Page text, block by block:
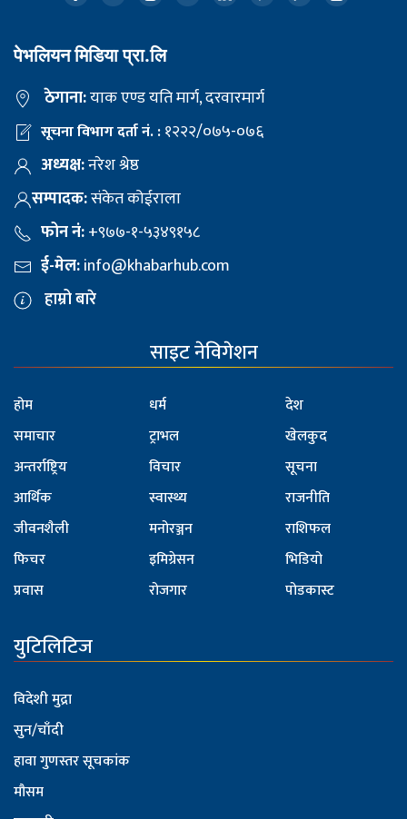
पेभलियन मिडिया प्रा.लि
ठेगाना:याक एण्ड यति मार्ग, दरवारमार्ग
सूचना विभाग दर्ता नं. :१२२२/०७५-०७६
अध्यक्ष:नरेश श्रेष्ठ
सम्पादक:संकेत कोईराला
फोन नं:+९७७-१-५३४९१५८
ई-मेल:info@khabarhub.com
हाम्रो बारे
साइट नेविगेशन
होम
समाचार
अन्तर्राष्ट्रिय
आर्थिक
जीवनशैली
फिचर
प्रवास
धर्म
ट्राभल
विचार
स्वास्थ्य
मनोरञ्जन
इमिग्रेसन
रोजगार
देश
खेलकुद
सूचना
राजनीति
राशिफल
भिडियो
पोडकास्ट
युटिलिटिज
विदेशी मुद्रा
सुन/चाँदी
हावा गुणस्तर सूचकांक
मौसम